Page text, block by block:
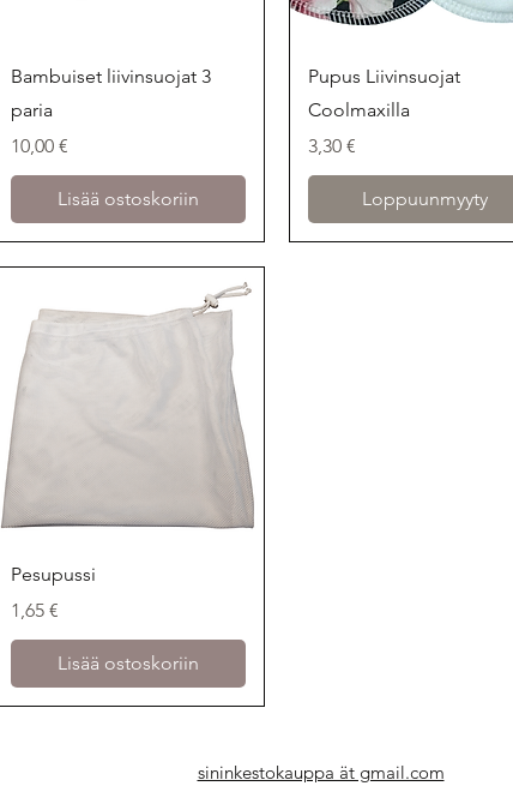
Pikakatselu
Bambuiset liivinsuojat 3
paria
Hinta
10,00 €
Lisää ostoskoriin
Pikakatselu
Pupus Liivinsuojat
Coolmaxilla
Hinta
3,30 €
Loppuunmyyty
Pikakatselu
Pesupussi
Hinta
1,65 €
Lisää ostoskoriin
sininkestokauppa ät gmail.com